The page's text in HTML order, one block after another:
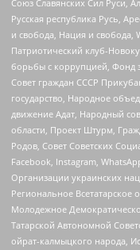
Союз Славянских Сил Руси,
Русская республика Русь,
и свобода, Нация и
Патриотический клуб-
борьбы с коррупцией, Фонд
Совет граждан СССР
государство, Народное
движение Адат, Народный
области, Проект Штурм,
Родов, Совет Советских
Facebook, Instagram,
Организации украинских
Региональное Всетатарское
Молодежное
Татарской Автономной
ойрат-калмыцкого народа,